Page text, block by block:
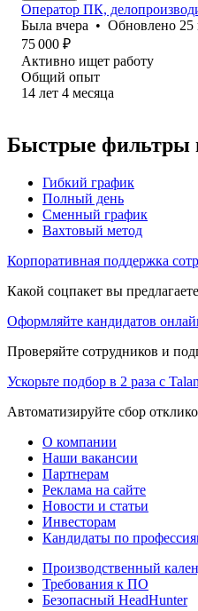
Оператор ПК,
Была вчера • Обновлено
75 000 ₽
Активно ищет работу
Общий опыт
14 лет 4 месяца
Быстрые фильтры
Гибкий график
Полный день
Сменный график
Вахтовый метод
Корпоративная поддержка
Какой соцпакет вы
Оформляйте кандидатов
Проверяйте сотрудников и
Ускорьте подбор в 2 раза с
Автоматизируйте сбор
О компании
Наши вакансии
Партнерам
Реклама на сайте
Новости и статьи
Инвесторам
Кандидаты по
Производственный
Требования к ПО
Безопасный HeadHunter